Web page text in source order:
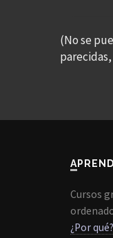
(No se
Cursos
¿Por qué?